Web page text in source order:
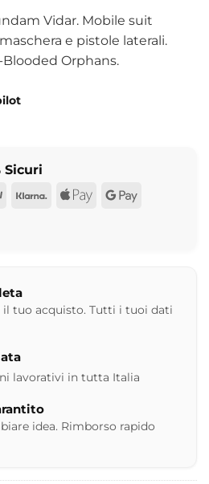
19,99 €.Vidar. Mobile suit
e pistole laterali.
Orphans.
Sicuri
PayPalKlarna Apple Google
tuo acquisto. Tutti i tuoi dati
lavorativi in tutta Italia
idea. Rimborso rapido